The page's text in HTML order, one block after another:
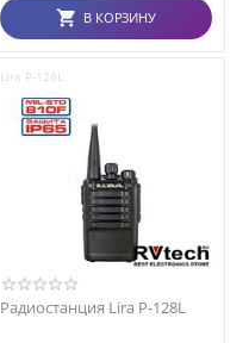
В КОРЗИНУ
Lira P-128L
Радиостанция Lira P-128L